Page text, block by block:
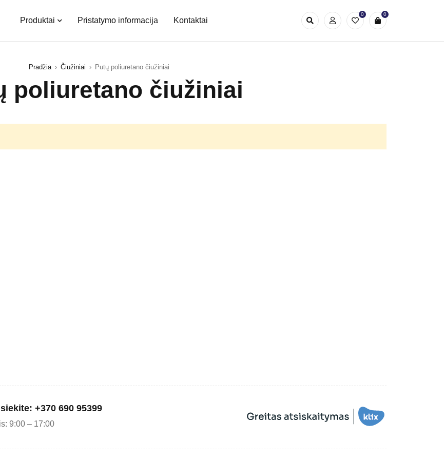
Produktai Pristatymo informacija Kontaktai
0 0
Pradžia › Čiužiniai › Putų poliuretano čiužiniai
poliuretano čiužiniai
+370 690 95399
9:00 – 17:00